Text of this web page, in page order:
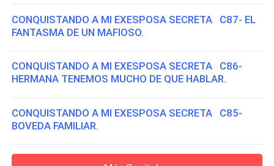
CONQUISTANDO A MI EXESPOSA SECRETA C87- EL
FANTASMA DE UN MAFIOSO.
CONQUISTANDO A MI EXESPOSA SECRETA C86-
HERMANA TENEMOS MUCHO DE QUE HABLAR.
CONQUISTANDO A MI EXESPOSA SECRETA C85-
BOVEDA FAMILIAR.